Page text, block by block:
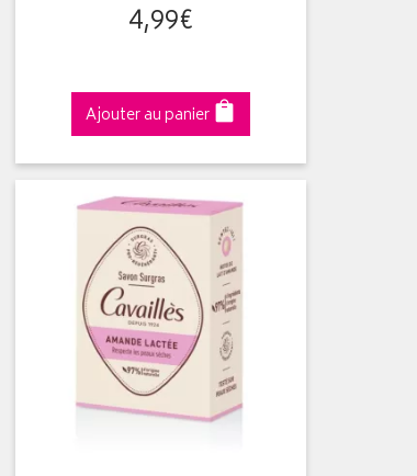
4,99€
Ajouter au panier